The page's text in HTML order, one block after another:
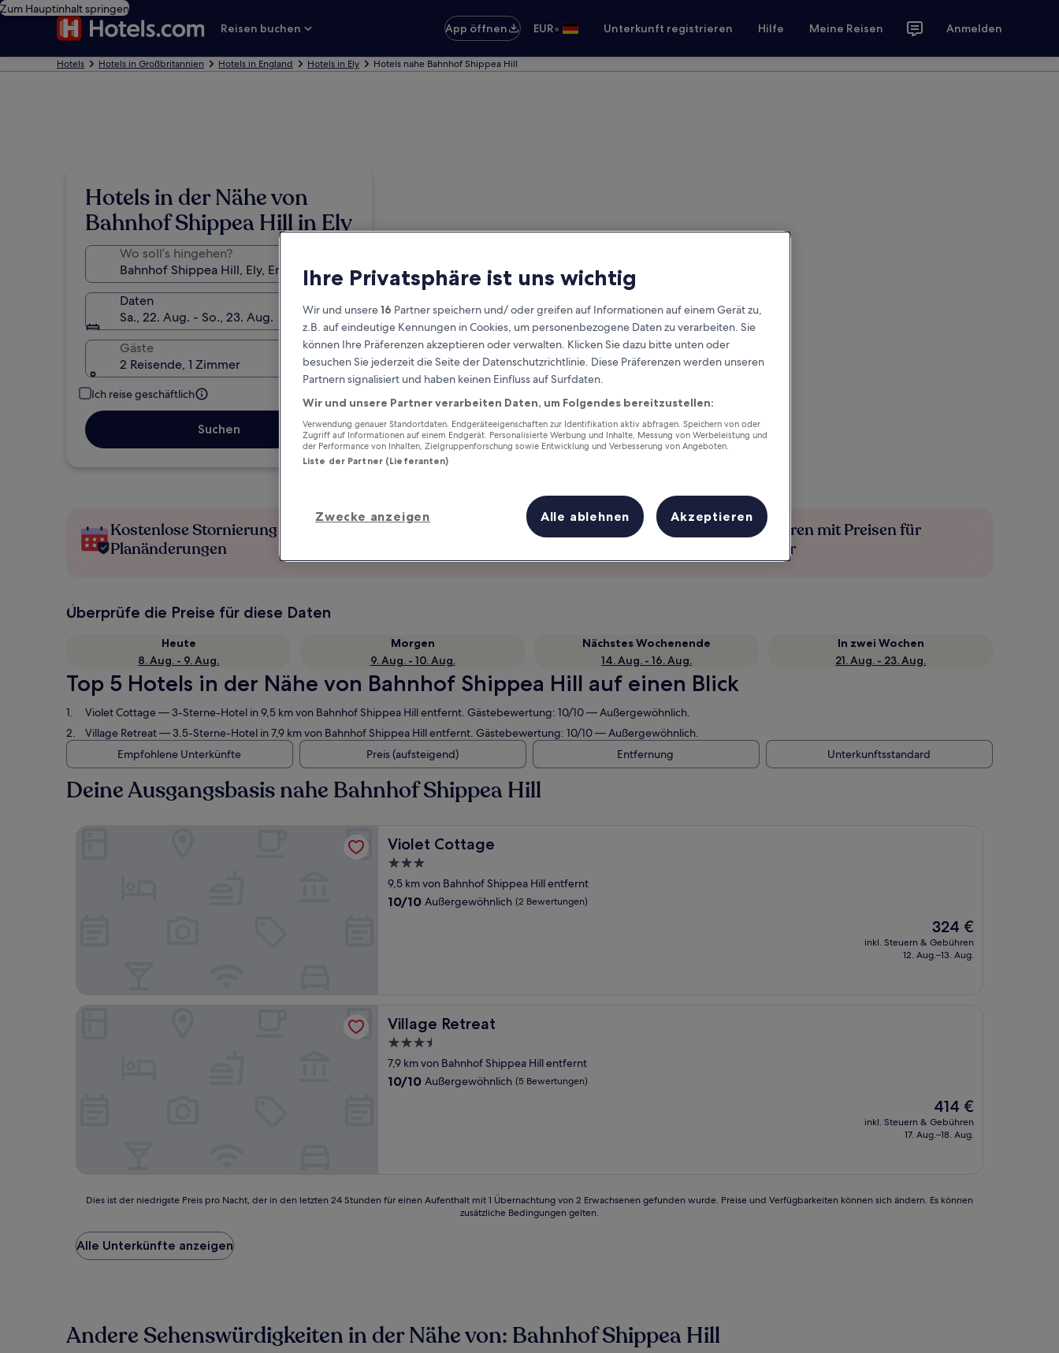
Zum Hauptinhalt springen
Reisen buchen
App öffnen EUR• Unterkunft registrieren Hilfe Meine Reisen Anmelden
Hotels Hotels in Großbritannien Hotels in England Hotels in Ely Hotels nahe Bahnhof Shippea Hill
Hotels in der Nähe von
Bahnhof Shippea Hill in Ely
Wo soll’s hingehen?
Daten
Sa., 22. Aug. - So., 23. Aug.
Gäste
2 Reisende, 1 Zimmer
Ich reise geschäftlich
Suchen
Kostenlose Stornierung bei
Planänderungen
Verdiene Prämien für jede
Mehr sparen mit Preisen für
Mitglieder
Überprüfe die Preise für diese Daten
Heute
8. Aug. - 9. Aug.
Morgen
9. Aug. - 10. Aug.
Nächstes Wochenende
14. Aug. - 16. Aug.
In zwei Wochen
21. Aug. - 23. Aug.
Top 5 Hotels in der Nähe von Bahnhof Shippea Hill auf einen Blick
Violet Cottage— 3-Sterne-Hotel in 9,5 km von Bahnhof Shippea Hill entfernt. Gästebewertung: 10/10 — Außergewöhnlich.
Village Retreat— 3.5-Sterne-Hotel in 7,9 km von Bahnhof Shippea Hill entfernt. Gästebewertung: 10/10 — Außergewöhnlich.
Empfohlene Unterkünfte
Preis (aufsteigend) Entfernung Unterkunftsstandard
Deine Ausgangsbasis nahe Bahnhof Shippea Hill
Violet Cottage
Violet Cottage
3.0-
Sterne-
Unterkunft
9,5 km von Bahnhof Shippea Hill entfernt
10.0
10/10 Außergewöhnlich (2 Bewertungen)
Der
Preis
beträgt
324 €
inkl. Steuern & Gebühren
12. Aug.–13. Aug.
Village Retreat
Village Retreat
3.5-
Sterne-
Unterkunft
7,9 km von Bahnhof Shippea Hill entfernt
10.0
10/10 Außergewöhnlich (5 Bewertungen)
Der
Preis
beträgt
414 €
inkl. Steuern & Gebühren
17. Aug.–18. Aug.
Dies
der
niedrigste
Preis
den
letzten
Dies ist der niedrigste Preis pro Nacht, der in den letzten 24 Stunden für einen Aufenthalt mit 1 Übernachtung von 2 Erwachsenen gefunden wurde. Preise und Verfügbarkeiten können sich ändern. Es können
zusätzliche Bedingungen gelten.
Alle Unterkünfte anzeigen
Andere Sehenswürdigkeiten in der Nähe von: Bahnhof Shippea Hill
Ihre Privatsphäre ist uns wichtig
Wir und unsere16 Partner speichern und/ oder greifen auf Informationen auf einem Gerät zu,
z.B. auf eindeutige Kennungen in Cookies, um personenbezogene Daten zu verarbeiten. Sie
können Ihre Präferenzen akzeptieren oder verwalten. Klicken Sie dazu bitte unten oder
besuchen Sie jederzeit die Seite der Datenschutzrichtlinie. Diese Präferenzen werden unseren
Partnern signalisiert und haben keinen Einfluss auf Surfdaten.
Wir und unsere Partner verarbeiten Daten, um Folgendes bereitzustellen:
Verwendung genauer Standortdaten. Endgeräteeigenschaften zur Identifikation aktiv abfragen. Speichern von oder
Zugriff auf Informationen auf einem Endgerät. Personalisierte Werbung und Inhalte, Messung von Werbeleistung und
der Performance von Inhalten, Zielgruppenforschung sowie Entwicklung und Verbesserung von Angeboten.
Liste der Partner (Lieferanten)
Zwecke anzeigen Alle ablehnen Akzeptieren